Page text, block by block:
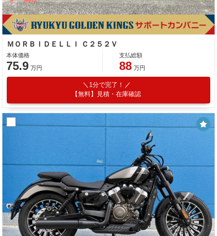
ＭＯＲＢＩＤＥＬＬＩ Ｃ２５２Ｖ
本体価格
75.9 万円
支払総額
88 万円
1分で完了！
【無料】見積・在庫確認